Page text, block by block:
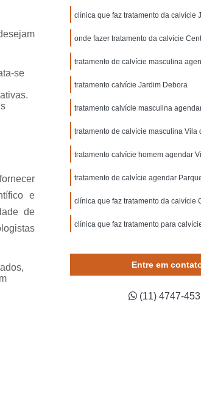
Tratamento Capilar Mogi das Cruzes
Mesoterapia Capilar
Homens
Mesoterapia no Couro
Cabelo
Mesoterapia para Cabelo Lapa
Mesoterapia para
Mesoterapia para o Couro Cabeludo
Feminino
Microagulhamento Capilar
Alopecia
Cabelo
Microagulhamento para Cabelo
para Cabelo Mogi das Cruzes
Suzano
Microagulhamento para
Microagulhamento para
de Cabelo
se
e
de
clínica que faz tratamento da calvície
onde fazer tratamento da calvície
tratamento de calvície masculina
tratamento calvície Jardim Debora
tratamento calvície masculina
tratamento de calvície masculina Vila
tratamento calvície homem agendar
tratamento de calvície agendar
clínica que faz tratamento da calvície
clínica que faz tratamento para
Entre em
(11) 4747-